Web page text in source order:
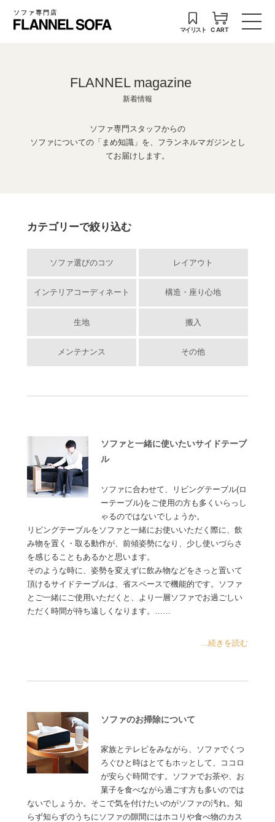
ソファ専門店
マイリスト CART
FLANNEL magazine
新着情報
ソファ専門スタッフからの
ソファについての「まめ知識」を、フランネルマガジンとし
てお届けします。
カテゴリーで絞り込む
ソファ選びのコツ レイアウト
インテリアコーディネート 構造・座り心地
生地 搬入
メンテナンス その他
ソファと一緒に使いたいサイドテーブ
ル
ソファに合わせて、リビングテーブル(ロ
ーテーブル)をご使用の方も多くいらっし
ゃるのではないでしょうか。
リビングテーブルをソファと一緒にお使いいただく際に、飲
み物を置く・取る動作が、前傾姿勢になり、少し使いづらさ
を感じることもあるかと思います。
そのような時に、姿勢を変えずに飲み物などをさっと置いて
頂けるサイドテーブルは、省スペースで機能的です。ソファ
とご一緒にご使用いただくと、より一層ソファでお過ごしい
ただく時間が待ち遠しくなります。……
...続きを読む
ソファのお掃除について
家族とテレビをみながら、ソファでくつ
ろぐひと時はとてもホッとして、ココロ
が安らぐ時間です。ソファでお茶や、お
菓子を食べながら過ごす方も多いのでは
ないでしょうか。そこで気を付けたいのがソファの汚れ。知
らず知らずのうちにソファの隙間にはホコリや食べ物のカス